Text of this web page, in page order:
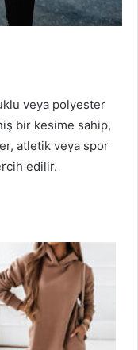
veya polyester
bir kesime sahip,
atletik veya spor
edilir.